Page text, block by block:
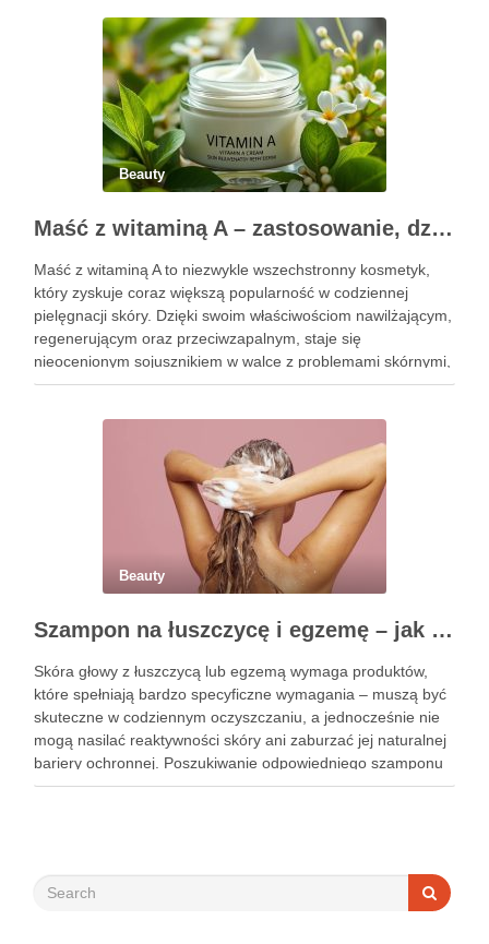
Beauty
Maść z witaminą A – zastosowanie, działanie i bezpieczeństwo stosowania
Maść z witaminą A to niezwykle wszechstronny kosmetyk,
który zyskuje coraz większą popularność w codziennej
pielęgnacji skóry. Dzięki swoim właściwościom nawilżającym,
regenerującym oraz przeciwzapalnym, staje się
nieocenionym sojusznikiem w walce z problemami skórnymi,
takimi jak zmarszczki, trądzik czy podrażnienia. Jej działanie
Beauty
Szampon na łuszczycę i egzemę – jak świadomie dobierać produkty przy wrażliwej skórze głowy?
Skóra głowy z łuszczycą lub egzemą wymaga produktów,
które spełniają bardzo specyficzne wymagania – muszą być
skuteczne w codziennym oczyszczaniu, a jednocześnie nie
mogą nasilać reaktywności skóry ani zaburzać jej naturalnej
bariery ochronnej. Poszukiwanie odpowiedniego szamponu
bywa dla wielu pacjentów procesem długim i frustrującym, bo